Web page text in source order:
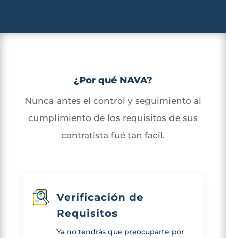
¿Por qué NAVA?
Nunca antes el control y seguimiento al
cumplimiento de los requisitos de sus
contratista fué tan facil.
Verificación de
Requisitos
Ya no tendrás que preocuparte por